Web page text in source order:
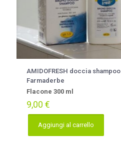
AMIDOFRESH doccia shampoo
Farmaderbe
Flacone 300 ml
9,00 €
Aggiungi al carrello